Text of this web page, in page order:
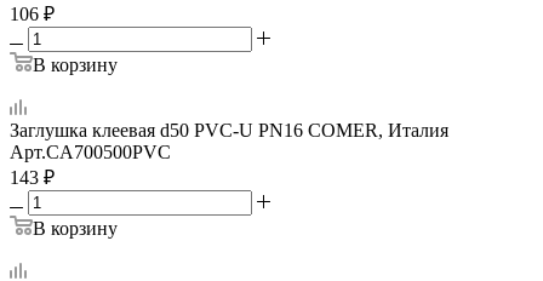
106 ₽
В корзину
Заглушка клеевая d50 PVC-U PN16 COMER, Италия
Арт.CA700500PVC
143 ₽
В корзину